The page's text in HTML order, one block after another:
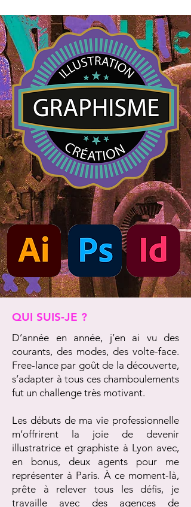
QUI SUIS-JE ?
D’année en année, j’en ai vu des
courants, des modes, des volte-face.
Free-lance par goût de la découverte,
s’adapter à tous ces chamboulements
fut un challenge très motivant.
Les débuts de ma vie professionnelle
m’offrirent la joie de devenir
illustratrice et graphiste à Lyon avec,
en bonus, deux agents pour me
représenter à Paris. À ce moment-là,
prête à relever tous les défis, je
travaille avec des agences de